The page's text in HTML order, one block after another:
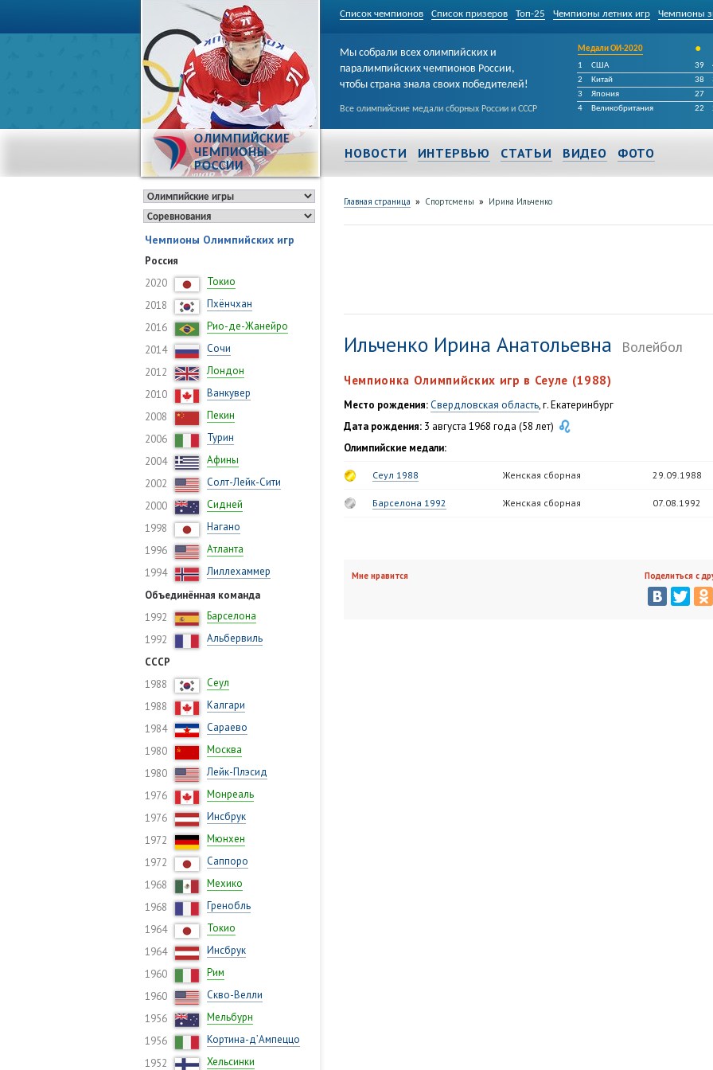
Список чемпионов Список призеров Топ-25 Чемпионы летних игр Чемпионы
ОЛИМПИЙСКИЕ
ЧЕМПИОНЫ
РОССИИ
Мы собрали всех олимпийских и
паралимпийских чемпионов России,
чтобы страна знала своих победителей!
Все олимпийские медали сборных России и СССР
Медали ОИ-2020 •
1
США 39
2
Китай 38
3
Япония 27
4
Великобритания 22
НОВОСТИ ИНТЕРВЬЮ СТАТЬИ ВИДЕО ФОТО
Чемпионы Олимпийских игр
Россия
2020
Токио
2018
Пхёнчхан
2016
Рио-де-Жанейро
2014
Сочи
2012
Лондон
2010
Ванкувер
2008
Пекин
2006
Турин
2004
Афины
2002
Солт-Лейк-Сити
2000
Сидней
1998
Нагано
1996
Атланта
1994
Лиллехаммер
Объединённая команда
1992
Барселона
1992
Альбервиль
СССР
1988
Сеул
1988
Калгари
1984
Сараево
1980
Москва
1980
Лейк-Плэсид
1976
Монреаль
1976
Инсбрук
1972
Мюнхен
1972
Саппоро
1968
Мехико
1968
Гренобль
1964
Токио
1964
Инсбрук
1960
Рим
1960
Скво-Велли
1956
Мельбурн
1956
Кортина-д’Ампеццо
1952
Хельсинки
Главная страница » Спортсмены » Ирина Ильченко
Ильченко Ирина Анатольевна Волейбол
Чемпионка Олимпийских игр в Сеуле (1988)
Место рождения:Свердловская область, г. Екатеринбург
Дата рождения: 3 августа 1968 года (58 лет)
Олимпийские медали:
Сеул 1988 Женская сборная 29.09.1988
Барселона 1992 Женская сборная 07.08.1992
Мне нравится Поделиться с